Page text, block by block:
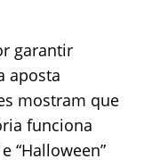
garantir
aposta
mostram que
funciona
“Halloween”